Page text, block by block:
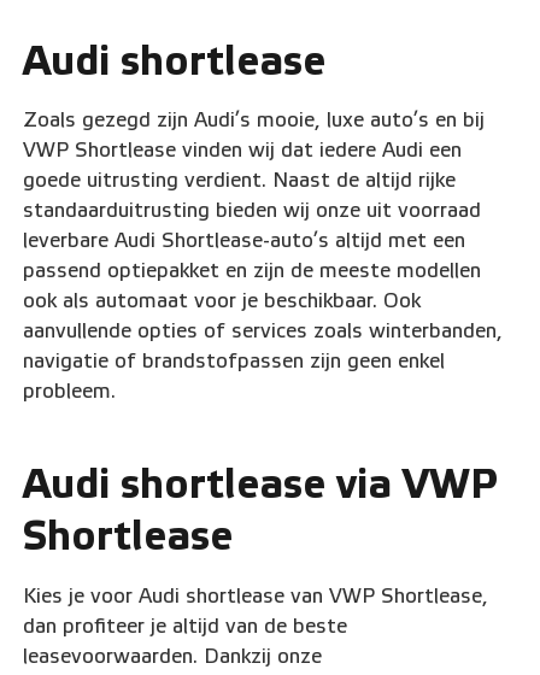
Audi shortlease
Zoals gezegd zijn Audi’s mooie, luxe auto’s en bij
VWP Shortlease vinden wij dat iedere Audi een
goede uitrusting verdient. Naast de altijd rijke
standaarduitrusting bieden wij onze uit voorraad
leverbare Audi Shortlease-auto’s altijd met een
passend optiepakket en zijn de meeste modellen
ook als automaat voor je beschikbaar. Ook
aanvullende opties of services zoals winterbanden,
navigatie of brandstofpassen zijn geen enkel
probleem.
Audi shortlease via VWP
Shortlease
Kies je voor Audi shortlease van VWP Shortlease,
dan profiteer je altijd van de beste
leasevoorwaarden. Dankzij onze